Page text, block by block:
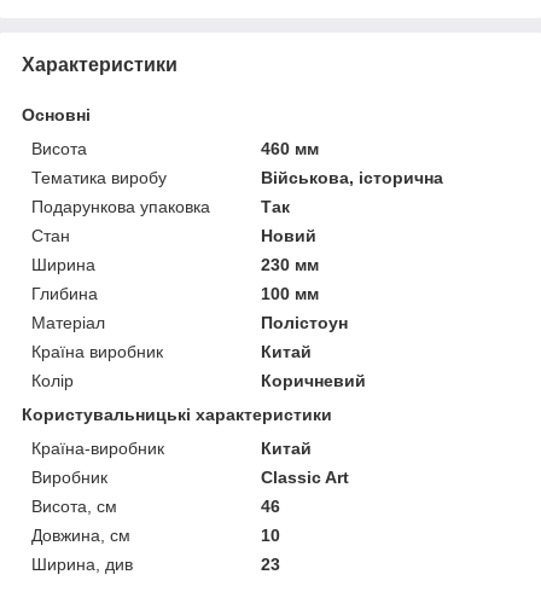
Характеристики
Основні
Висота
460 мм
Тематика виробу
Військова, історична
Подарункова упаковка
Так
Стан
Новий
Ширина
230 мм
Глибина
100 мм
Матеріал
Полістоун
Країна виробник
Китай
Колір
Коричневий
Користувальницькі характеристики
Країна-виробник
Китай
Виробник
Classic Art
Висота, см
46
Довжина, см
10
Ширина, див
23